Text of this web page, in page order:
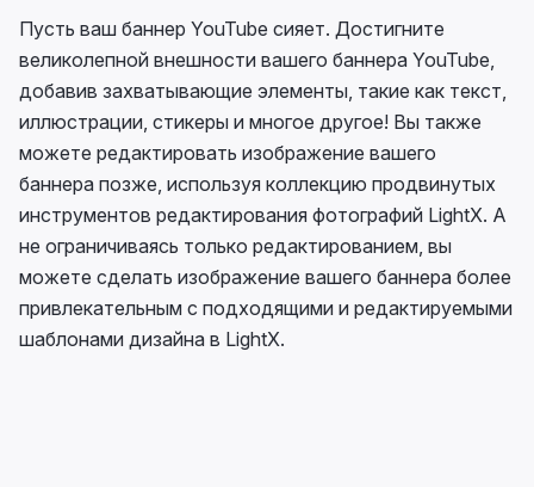
Пусть ваш баннер YouTube сияет. Достигните
великолепной внешности вашего баннера YouTube,
добавив захватывающие элементы, такие как текст,
иллюстрации, стикеры и многое другое! Вы также
можете редактировать изображение вашего
баннера позже, используя коллекцию продвинутых
инструментов редактирования фотографий LightX. А
не ограничиваясь только редактированием, вы
можете сделать изображение вашего баннера более
привлекательным с подходящими и редактируемыми
шаблонами дизайна в LightX.